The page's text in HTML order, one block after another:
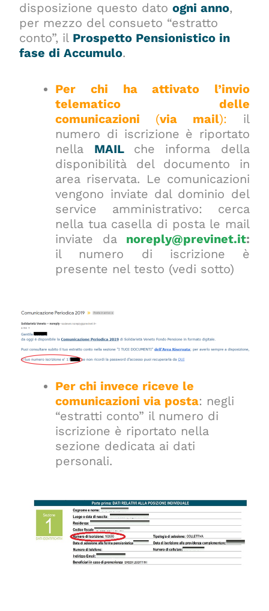
disposizione questo datoogni anno,
per mezzo del consueto “estratto
conto”, il Prospetto Pensionistico in
fase di Accumulo.
Per chi ha attivato l’invio
telematico
delle
comunicazioni (via mail): il
numero di iscrizione è riportato
nella MAIL che informa della
disponibilità del documento in
area riservata. Le comunicazioni
vengono inviate dal dominio del
service amministrativo: cerca
nella tua casella di posta le mail
inviate da noreply@previnet.it:
il numero di iscrizione è
presente nel testo (vedi sotto)
Per chi invece riceve le
comunicazionivia posta: negli
“estratti conto” il numero di
iscrizione è riportato nella
sezione dedicata ai dati
personali.